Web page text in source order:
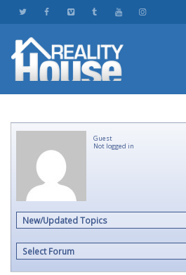
Guest
Not logged in
New/Updated Topics
Select Forum